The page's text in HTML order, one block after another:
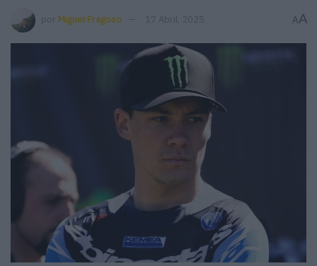
por Miguel Fragoso 17 Abril, 2025 AA